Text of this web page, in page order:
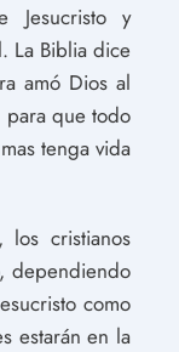
Jesucristo y
La Biblia dice
amó Dios al
que todo
tenga vida
cristianos
dependiendo
como
estarán en la